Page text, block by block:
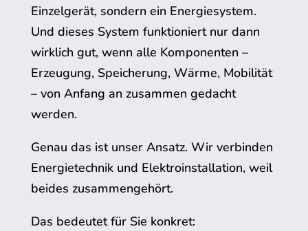
Einzelgerät, sondern ein Energiesystem.
Und dieses System funktioniert nur dann
wirklich gut, wenn alle Komponenten –
Erzeugung, Speicherung, Wärme, Mobilität
– von Anfang an zusammen gedacht
werden.
Genau das ist unser Ansatz. Wir verbinden
Energietechnik und Elektroinstallation, weil
beides zusammengehört.
Das bedeutet für Sie konkret: